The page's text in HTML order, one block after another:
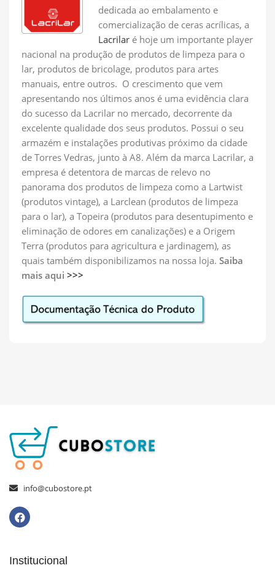
dedicada ao embalamento e
comercialização de ceras acrílicas, a
Lacrilar é hoje um importante player
nacional na produção de produtos de limpeza para o
lar, produtos de bricolage, produtos para artes
manuais, entre outros. O crescimento que vem
apresentando nos últimos anos é uma evidência clara
do sucesso da Lacrilar no mercado, decorrente da
excelente qualidade dos seus produtos. Possui o seu
armazém e instalações produtivas próximo da cidade
de Torres Vedras, junto à A8. Além da marca Lacrilar, a
empresa é detentora de marcas de relevo no
panorama dos produtos de limpeza como a Lartwist
(produtos vintage), a Larclean (produtos de limpeza
para o lar), a Topeira (produtos para desentupimento e
eliminação de odores em canalizações) e a Origem
Terra (produtos para agricultura e jardinagem), as
quais também disponibilizamos na nossa loja. Saiba
mais aqui >>>
info@cubostore.pt
Institucional